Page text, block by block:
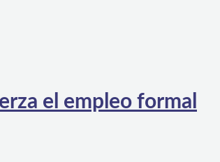
el empleo formal